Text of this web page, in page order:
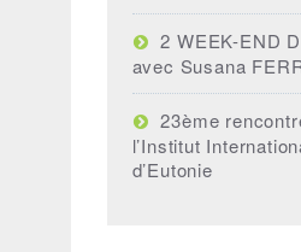
2 WEEK-END
avec Susana
23ème
l’Institut
d’Eutonie